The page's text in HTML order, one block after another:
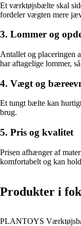
Et værktøjsbælte skal
fordeler vægten mere
3. Lommer og
Antallet og placeringen
har aftagelige lommer,
4. Vægt og
Et tungt bælte kan
brug.
5. Pris og kvalitet
Prisen afhænger af
komfortabelt og kan
Produkter i
PLANTOYS